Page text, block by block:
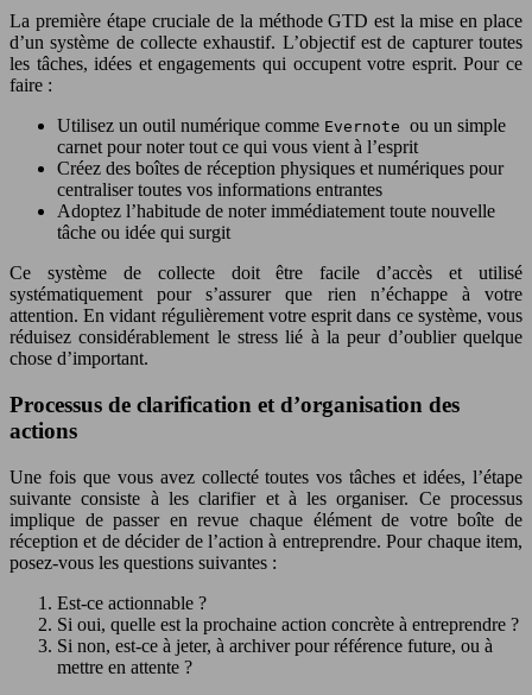
La première étape cruciale de la méthode GTD est la mise en place
d’un système de collecte exhaustif. L’objectif est de capturer toutes
les tâches, idées et engagements qui occupent votre esprit. Pour ce
faire :
Utilisez un outil numérique comme Evernote ou un simple
carnet pour noter tout ce qui vous vient à l’esprit
Créez des boîtes de réception physiques et numériques pour
centraliser toutes vos informations entrantes
Adoptez l’habitude de noter immédiatement toute nouvelle
tâche ou idée qui surgit
Ce système de collecte doit être facile d’accès et utilisé
systématiquement pour s’assurer que rien n’échappe à votre
attention. En vidant régulièrement votre esprit dans ce système, vous
réduisez considérablement le stress lié à la peur d’oublier quelque
chose d’important.
Processus de clarification et d’organisation des
actions
Une fois que vous avez collecté toutes vos tâches et idées, l’étape
suivante consiste à les clarifier et à les organiser. Ce processus
implique de passer en revue chaque élément de votre boîte de
réception et de décider de l’action à entreprendre. Pour chaque item,
posez-vous les questions suivantes :
Est-ce actionnable ?
Si oui, quelle est la prochaine action concrète à entreprendre ?
Si non, est-ce à jeter, à archiver pour référence future, ou à
mettre en attente ?